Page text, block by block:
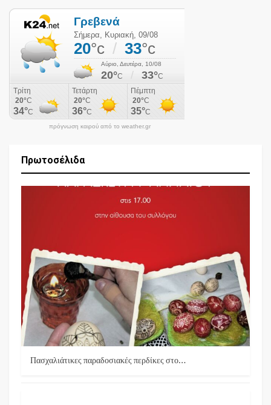
πρόγνωση καιρού από το weather.gr
Πρωτοσέλιδα
Πασχαλιάτικες παραδοσιακές περδίκες στο…